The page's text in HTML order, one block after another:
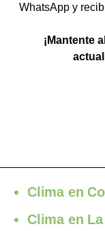
WhatsApp y
¡Mantente
Clima en
Clima en